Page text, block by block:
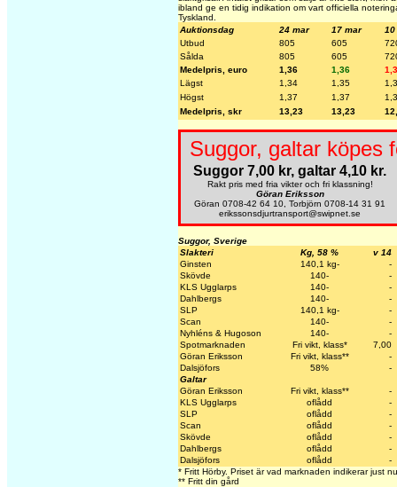
ibland ge en tidig indikation om vart officiella
Tyskland.
Auktionsdag
24 mar 17 mar
Utbud
805 605
Sålda
805 605
Medelpris, euro
1,36 1,36
Lägst
1,34 1,35
Högst
1,37 1,37
Medelpris, skr
13,23 13,23
Suggor, galtar köpes
Suggor 7,00 kr, galtar 4,10 kr.
Rakt pris med fria vikter och fri klassning!
Göran Eriksson
Göran 0708-42 64 10, Torbjörn 0708-14 31 91
erikssonsdjurtransport@swipnet.se
Suggor, Sverige
Slakteri
Kg, 58 %
v 14
Ginsten
140,1 kg-
-
Skövde
140-
-
KLS Ugglarps
140-
-
Dahlbergs
140-
-
SLP
140,1 kg-
-
Scan
140-
-
Nyhléns & Hugoson
140-
-
Spotmarknaden
Fri vikt, klass*
7,00
Göran Eriksson
Fri vikt, klass**
-
Dalsjöfors
58%
-
Galtar
Göran Eriksson
Fri vikt, klass**
-
KLS Ugglarps
oflådd
-
SLP
oflådd
-
Scan
oflådd
-
Skövde
oflådd
-
Dahlbergs
oflådd
-
Dalsjöfors
oflådd
-
* Fritt Hörby. Priset är vad marknaden indikerar just
** Fritt din gård